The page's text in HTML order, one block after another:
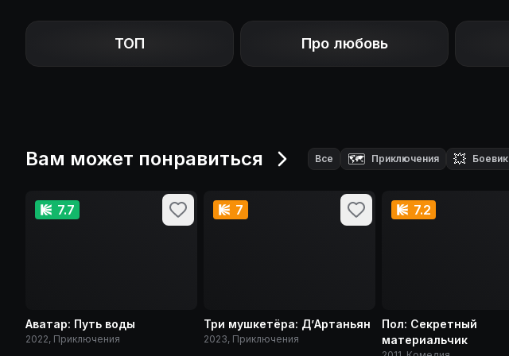
ТОП Про любовь
Вам может понравиться Все 🗺️ Приключения 💥 Боевик
7.7
Аватар: Путь воды
2022, Приключения
7
Три мушкетёра: Д’Артаньян
2023, Приключения
7.2
Пол: Секретный
материальчик